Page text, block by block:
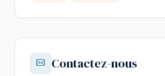
Contactez-nous